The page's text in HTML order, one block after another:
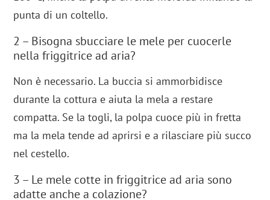
punta di un coltello.
2 – Bisogna sbucciare le mele per cuocerle
nella friggitrice ad aria?
Non è necessario. La buccia si ammorbidisce
durante la cottura e aiuta la mela a restare
compatta. Se la togli, la polpa cuoce più in fretta
ma la mela tende ad aprirsi e a rilasciare più succo
nel cestello.
3 – Le mele cotte in friggitrice ad aria sono
adatte anche a colazione?